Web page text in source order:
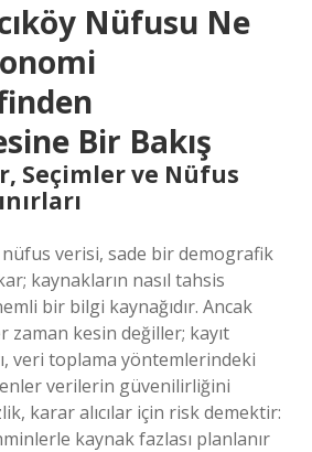
Nüfusu Ne
Bir Bakış
Seçimler ve Nüfus
verisi, sade bir demografik
kaynakların nasıl tahsis
bir bilgi kaynağıdır. Ancak
zaman kesin değiller; kayıt
veri toplama yöntemlerindeki
verilerin güvenilirliğini
karar alıcılar için risk demektir:
kaynak fazlası planlanır